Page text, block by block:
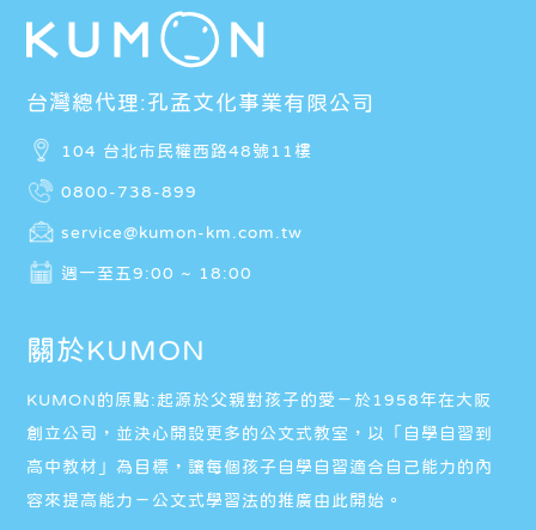
台灣總代理:孔孟文化事業有限公司
104 台北市民權西路48號11樓
0800-738-899
service@kumon-km.com.tw
週一至五9:00 ~ 18:00
關於KUMON
KUMON的原點:起源於父親對孩子的愛－於1958年在大阪
創立公司，並決心開設更多的公文式教室，以「自學自習到
高中教材」為目標，讓每個孩子自學自習適合自己能力的內
容來提高能力－公文式學習法的推廣由此開始。